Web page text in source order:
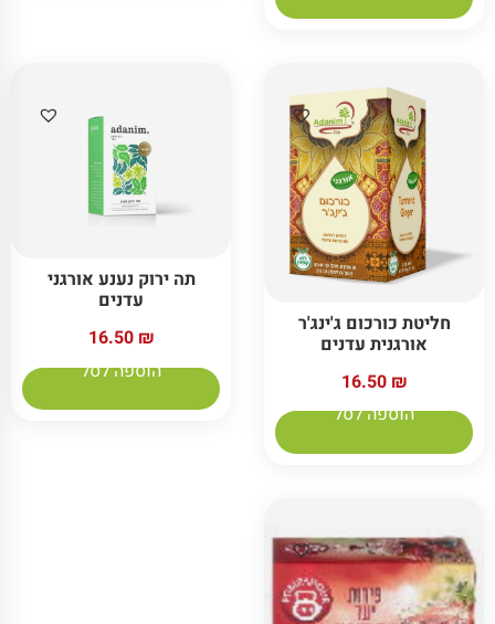
חליטת כורכום ג'ינג'ר
אורגנית עדנים
16.50 ₪
הוספה לסל
תה ירוק נענע אורגני
עדנים
16.50 ₪
הוספה לסל